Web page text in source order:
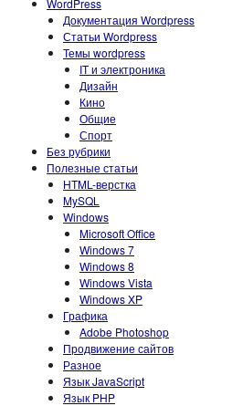
WordPress
Документация Wordpress
Статьи Wordpress
Темы wordpress
IT и электроника
Дизайн
Кино
Общие
Спорт
Без рубрики
Полезные статьи
HTML-верстка
MySQL
Windows
Microsoft Office
Windows 7
Windows 8
Windows Vista
Windows XP
Графика
Adobe Photoshop
Продвижение сайтов
Разное
Язык JavaScript
Язык PHP